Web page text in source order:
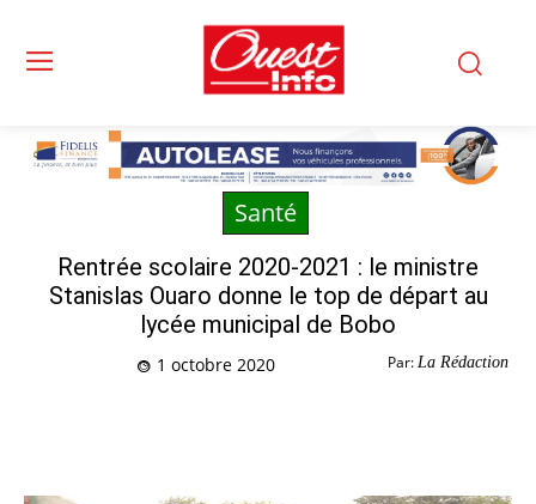
Santé
Rentrée scolaire 2020-2021 : le ministre
Stanislas Ouaro donne le top de départ au
lycée municipal de Bobo
Par: La Rédaction
1 octobre 2020